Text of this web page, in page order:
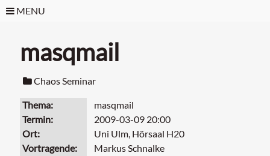
MENU
masqmail
Chaos Seminar
Thema
masqmail
Termin
2009-03-09 20:00
Ort
Uni Ulm, Hörsaal H20
Vortragende
Markus Schnalke